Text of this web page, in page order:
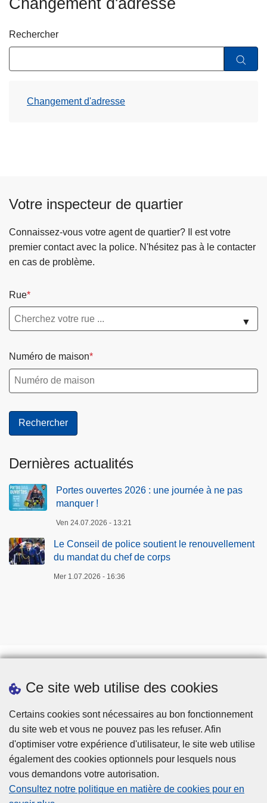
Ce site web utilise des cookies
Certains cookies sont nécessaires au bon fonctionnement
du site web et vous ne pouvez pas les refuser. Afin
d'optimiser votre expérience d'utilisateur, le site web utilise
également des cookies optionnels pour lesquels nous
vous demandons votre autorisation.
Consultez notre politique en matière de cookies pour en
Changement d'adresse
Rechercher
Changement d'adresse
Votre inspecteur de quartier
Connaissez-vous votre agent de quartier? Il est votre
premier contact avec la police. N'hésitez pas à le contacter
en cas de problème.
Rue
▼
Numéro de maison
Dernières actualités
Portes ouvertes 2026 : une journée à ne pas
manquer !
Ven 24.07.2026 - 13:21
Le Conseil de police soutient le renouvellement
du mandat du chef de corps
Mer 1.07.2026 - 16:36
Téléchargements
Presse